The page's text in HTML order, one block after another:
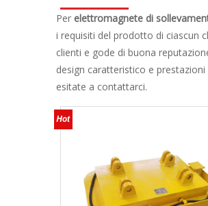
Per elettromagnete di
i requisiti del prodotto di ciascun
clienti e gode di buona
design caratteristico e
esitate a contattarci.